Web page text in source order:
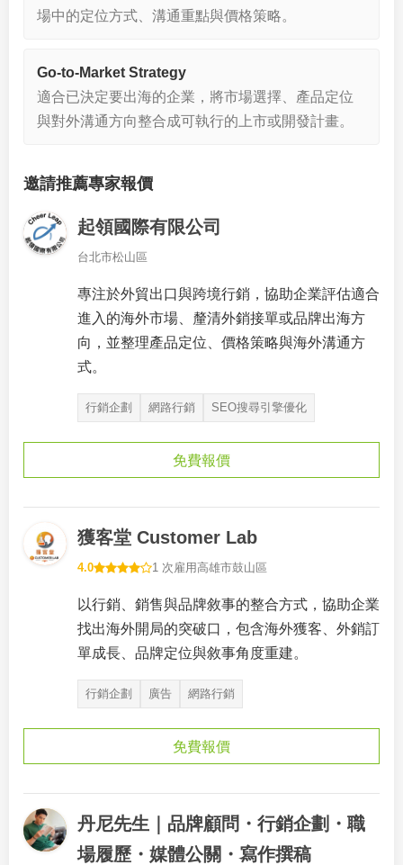
場中的定位方式、溝通重點與價格策略。
Go-to-Market Strategy
適合已決定要出海的企業，將市場選擇、產品定位
與對外溝通方向整合成可執行的上市或開發計畫。
邀請推薦專家報價
起領國際有限公司
台北市松山區
專注於外貿出口與跨境行銷，協助企業評估適合
進入的海外市場、釐清外銷接單或品牌出海方
向，並整理產品定位、價格策略與海外溝通方
式。
行銷企劃 網路行銷 SEO搜尋引擎優化
免費報價
獲客堂 Customer Lab
4.0 1 次雇用高雄市鼓山區
以行銷、銷售與品牌敘事的整合方式，協助企業
找出海外開局的突破口，包含海外獲客、外銷訂
單成長、品牌定位與敘事角度重建。
行銷企劃 廣告 網路行銷
免費報價
丹尼先生｜品牌顧問・行銷企劃・職
場履歷・媒體公關・寫作撰稿